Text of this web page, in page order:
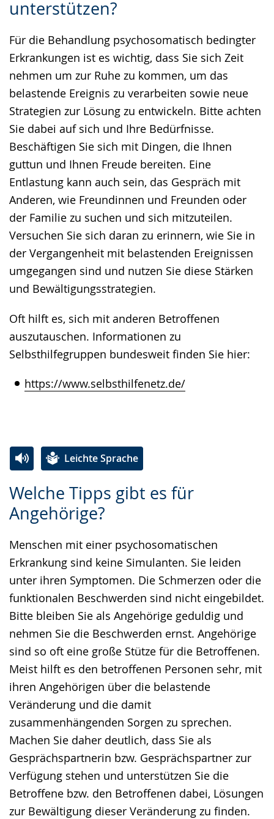
unterstützen?
Für die Behandlung psychosomatisch bedingter
Erkrankungen ist es wichtig, dass Sie sich Zeit
nehmen um zur Ruhe zu kommen, um das
belastende Ereignis zu verarbeiten sowie neue
Strategien zur Lösung zu entwickeln. Bitte achten
Sie dabei auf sich und Ihre Bedürfnisse.
Beschäftigen Sie sich mit Dingen, die Ihnen
guttun und Ihnen Freude bereiten. Eine
Entlastung kann auch sein, das Gespräch mit
Anderen, wie Freundinnen und Freunden oder
der Familie zu suchen und sich mitzuteilen.
Versuchen Sie sich daran zu erinnern, wie Sie in
der Vergangenheit mit belastenden Ereignissen
umgegangen sind und nutzen Sie diese Stärken
und Bewältigungsstrategien.
Oft hilft es, sich mit anderen Betroffenen
auszutauschen. Informationen zu
Selbsthilfegruppen bundesweit finden Sie hier:
https://www.selbsthilfenetz.de/
Sprache
Unterstützung.
in
Gebärdensprache
wird
angezeigt.
Welche Tipps gibt es für
Angehörige?
Menschen mit einer psychosomatischen
Erkrankung sind keine Simulanten. Sie leiden
unter ihren Symptomen. Die Schmerzen oder die
funktionalen Beschwerden sind nicht eingebildet.
Bitte bleiben Sie als Angehörige geduldig und
nehmen Sie die Beschwerden ernst. Angehörige
sind so oft eine große Stütze für die Betroffenen.
Meist hilft es den betroffenen Personen sehr, mit
ihren Angehörigen über die belastende
Veränderung und die damit
zusammenhängenden Sorgen zu sprechen.
Machen Sie daher deutlich, dass Sie als
Gesprächspartnerin bzw. Gesprächspartner zur
Verfügung stehen und unterstützen Sie die
Betroffene bzw. den Betroffenen dabei, Lösungen
zur Bewältigung dieser Veränderung zu finden.
Leichte Sprache
Leichten
Sprache
Audio-
Unterstützung.
Video
in
Gebärdensprache
wird
angezeigt.